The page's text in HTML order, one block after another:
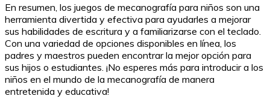
En resumen, los juegos de mecanografía para niños son una
herramienta divertida y efectiva para ayudarles a mejorar
sus habilidades de escritura y a familiarizarse con el teclado.
Con una variedad de opciones disponibles en línea, los
padres y maestros pueden encontrar la mejor opción para
sus hijos o estudiantes. ¡No esperes más para introducir a los
niños en el mundo de la mecanografía de manera
entretenida y educativa!